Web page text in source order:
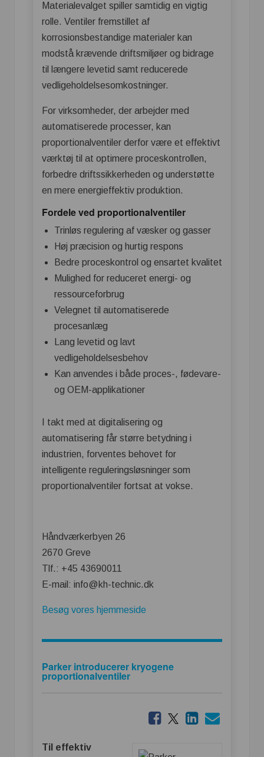
Materialevalget spiller samtidig en vigtig
rolle. Ventiler fremstillet af
korrosionsbestandige materialer kan
modstå krævende driftsmiljøer og bidrage
til længere levetid samt reducerede
vedligeholdelsesomkostninger.
For virksomheder, der arbejder med
automatiserede processer, kan
proportionalventiler derfor være et effektivt
værktøj til at optimere proceskontrollen,
forbedre driftssikkerheden og understøtte
en mere energieffektiv produktion.
Fordele ved proportionalventiler
Trinløs regulering af væsker og gasser
Høj præcision og hurtig respons
Bedre proceskontrol og ensartet kvalitet
Mulighed for reduceret energi- og
ressourceforbrug
Velegnet til automatiserede
procesanlæg
Lang levetid og lavt
vedligeholdelsesbehov
Kan anvendes i både proces-, fødevare-
og OEM-applikationer
I takt med at digitalisering og
automatisering får større betydning i
industrien, forventes behovet for
intelligente reguleringsløsninger som
proportionalventiler fortsat at vokse.
Håndværkerbyen 26
2670 Greve
Tlf.: +45 43690011
E-mail: info@kh-technic.dk
Besøg vores hjemmeside
Parker introducerer kryogene
proportionalventiler
Til effektiv